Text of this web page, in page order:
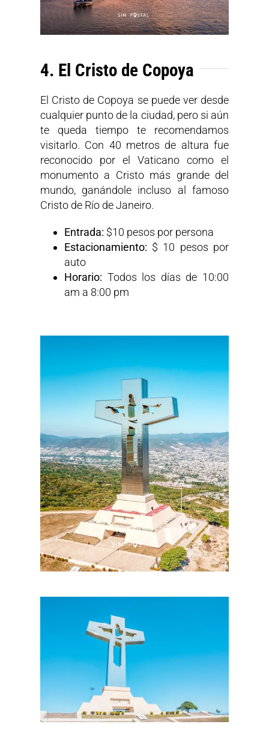
4. El Cristo de Copoya
El Cristo de Copoya se puede ver desde
cualquier punto de la ciudad, pero si aún
te queda tiempo te recomendamos
visitarlo. Con 40 metros de altura fue
reconocido por el Vaticano como el
monumento a Cristo más grande del
mundo, ganándole incluso al famoso
Cristo de Río de Janeiro.
Entrada: $10 pesos por persona
Estacionamiento: $ 10 pesos por
auto
Horario: Todos los días de 10:00
am a 8:00 pm